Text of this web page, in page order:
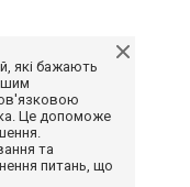
які бажають
Це допоможе
та
питань, що